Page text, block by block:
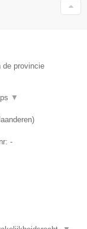
de provincie
▼
)
-